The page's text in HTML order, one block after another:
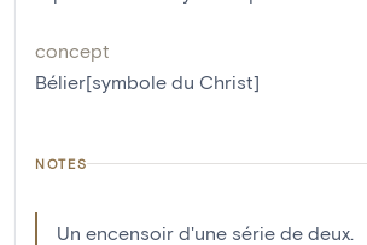
concept
Bélier[symbole du Christ]
NOTES
Un encensoir d'une série de deux.